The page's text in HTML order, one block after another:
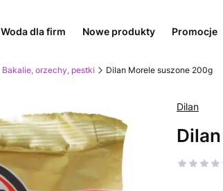
Woda dla firm Nowe produkty Promocje
Bakalie, orzechy, pestki Dilan Morele suszone 200g
Dilan